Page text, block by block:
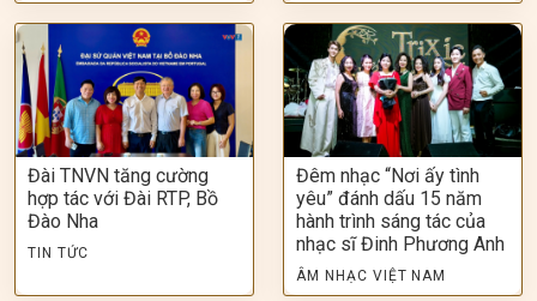
Đài TNVN tăng cường
hợp tác với Đài RTP, Bồ
Đào Nha
TIN TỨC
Đêm nhạc “Nơi ấy tình
yêu” đánh dấu 15 năm
hành trình sáng tác của
nhạc sĩ Đinh Phương Anh
ÂM NHẠC VIỆT NAM